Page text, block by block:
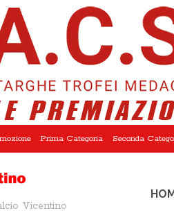
Prima Categoria Seconda
Vicentino